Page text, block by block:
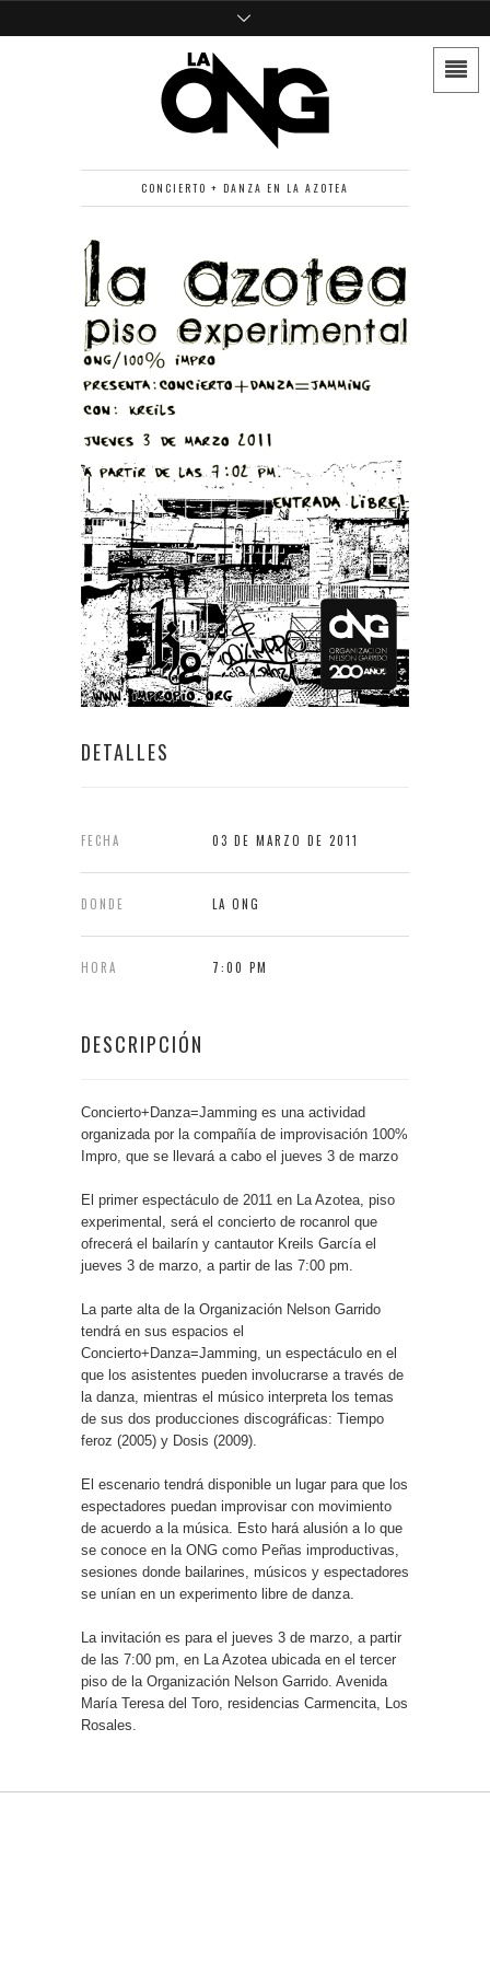
CONCIERTO + DANZA EN LA AZOTEA
DETALLES
FECHA 03 DE MARZO DE 2011
DONDE LA ONG
HORA 7:00 PM
DESCRIPCIÓN
Concierto+Danza=Jamming es una actividad
organizada por la compañía de improvisación 100%
Impro, que se llevará a cabo el jueves 3 de marzo
El primer espectáculo de 2011 en La Azotea, piso
experimental, será el concierto de rocanrol que
ofrecerá el bailarín y cantautor Kreils García el
jueves 3 de marzo, a partir de las 7:00 pm.
La parte alta de la Organización Nelson Garrido
tendrá en sus espacios el
Concierto+Danza=Jamming, un espectáculo en el
que los asistentes pueden involucrarse a través de
la danza, mientras el músico interpreta los temas
de sus dos producciones discográficas: Tiempo
feroz (2005) y Dosis (2009).
El escenario tendrá disponible un lugar para que los
espectadores puedan improvisar con movimiento
de acuerdo a la música. Esto hará alusión a lo que
se conoce en la ONG como Peñas improductivas,
sesiones donde bailarines, músicos y espectadores
se unían en un experimento libre de danza.
La invitación es para el jueves 3 de marzo, a partir
de las 7:00 pm, en La Azotea ubicada en el tercer
piso de la Organización Nelson Garrido. Avenida
María Teresa del Toro, residencias Carmencita, Los
Rosales.